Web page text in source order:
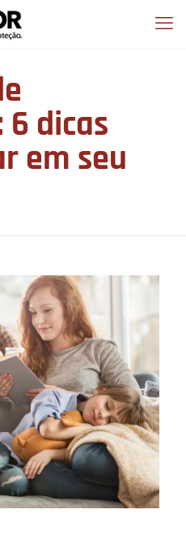
6 dicas
em seu